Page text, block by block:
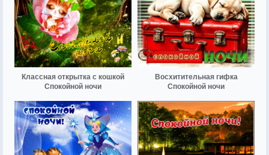
Классная открытка с кошкой
Спокойной ночи
Восхитительная гифка
Спокойной ночи